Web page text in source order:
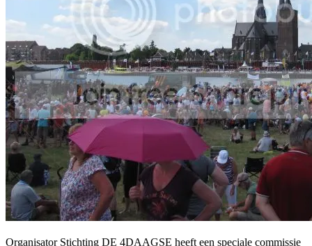
Organisator Stichting DE 4DAAGSE heeft een speciale commissie